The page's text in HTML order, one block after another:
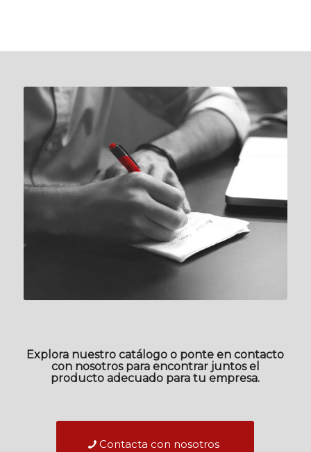
Explora nuestro catálogo o ponte en contacto
con nosotros para encontrar juntos el
producto adecuado para tu empresa.
Contacta con nosotros